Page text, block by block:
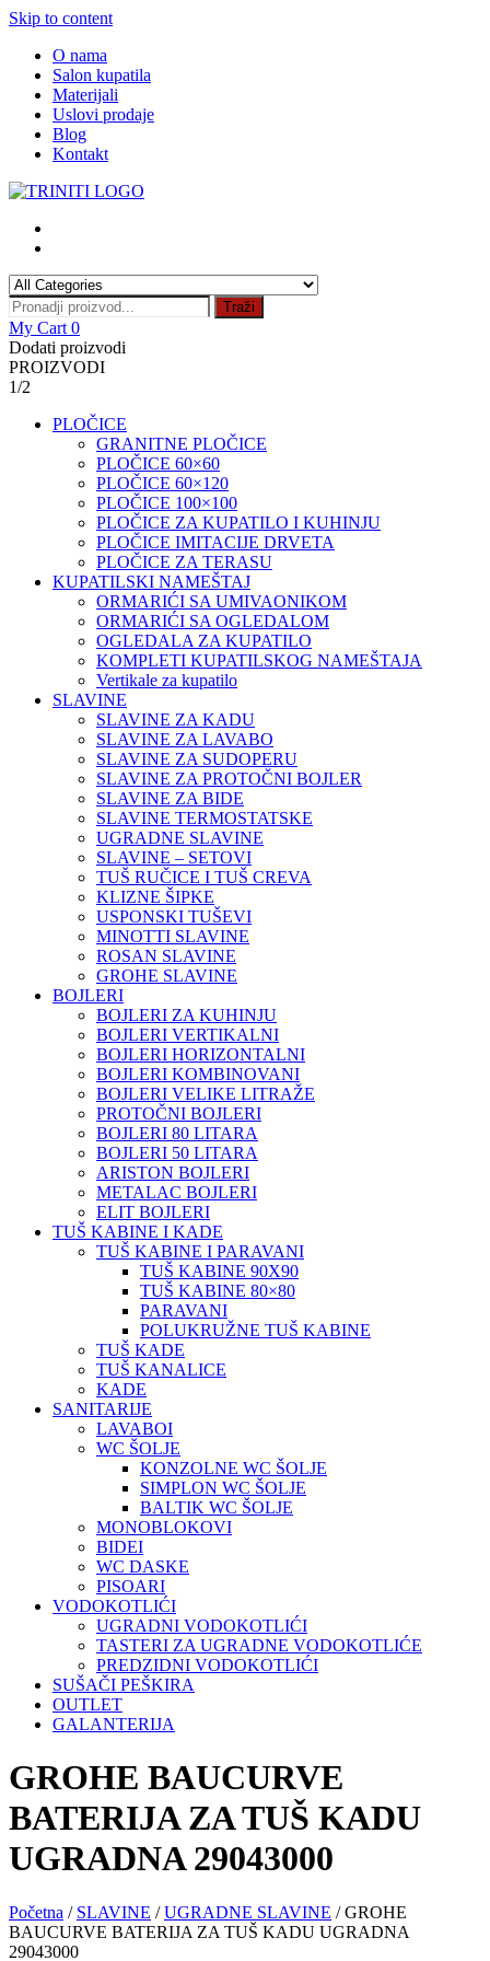
Skip to content
O nama
Salon kupatila
Materijali
Uslovi prodaje
Blog
Kontakt
Traži
My Cart 0
Dodati proizvodi
PROIZVODI
1/2
PLOČICE
GRANITNE PLOČICE
PLOČICE 60×60
PLOČICE 60×120
PLOČICE 100×100
PLOČICE ZA KUPATILO I KUHINJU
PLOČICE IMITACIJE DRVETA
PLOČICE ZA TERASU
KUPATILSKI NAMEŠTAJ
ORMARIĆI SA UMIVAONIKOM
ORMARIĆI SA OGLEDALOM
OGLEDALA ZA KUPATILO
KOMPLETI KUPATILSKOG NAMEŠTAJA
Vertikale za kupatilo
SLAVINE
SLAVINE ZA KADU
SLAVINE ZA LAVABO
SLAVINE ZA SUDOPERU
SLAVINE ZA PROTOČNI BOJLER
SLAVINE ZA BIDE
SLAVINE TERMOSTATSKE
UGRADNE SLAVINE
SLAVINE – SETOVI
TUŠ RUČICE I TUŠ CREVA
KLIZNE ŠIPKE
USPONSKI TUŠEVI
MINOTTI SLAVINE
ROSAN SLAVINE
GROHE SLAVINE
BOJLERI
BOJLERI ZA KUHINJU
BOJLERI VERTIKALNI
BOJLERI HORIZONTALNI
BOJLERI KOMBINOVANI
BOJLERI VELIKE LITRAŽE
PROTOČNI BOJLERI
BOJLERI 80 LITARA
BOJLERI 50 LITARA
ARISTON BOJLERI
METALAC BOJLERI
ELIT BOJLERI
TUŠ KABINE I KADE
TUŠ KABINE I PARAVANI
TUŠ KABINE 90X90
TUŠ KABINE 80×80
PARAVANI
POLUKRUŽNE TUŠ KABINE
TUŠ KADE
TUŠ KANALICE
KADE
SANITARIJE
LAVABOI
WC ŠOLJE
KONZOLNE WC ŠOLJE
SIMPLON WC ŠOLJE
BALTIK WC ŠOLJE
MONOBLOKOVI
BIDEI
WC DASKE
PISOARI
VODOKOTLIĆI
UGRADNI VODOKOTLIĆI
TASTERI ZA UGRADNE VODOKOTLIĆE
PREDZIDNI VODOKOTLIĆI
SUŠAČI PEŠKIRA
OUTLET
GALANTERIJA
GROHE BAUCURVE
BATERIJA ZA TUŠ KADU
UGRADNA 29043000
Početna / SLAVINE /UGRADNE SLAVINE / GROHE
BAUCURVE BATERIJA ZA TUŠ KADU UGRADNA
29043000